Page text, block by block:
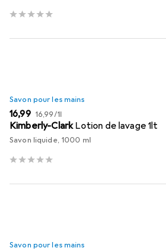
Savon pour les mains
EUR
16,99 EUR
16,99/1l
Kimberly-ClarkLotion de lavage 1lt
Savon liquide, 1000 ml
Savon pour les mains